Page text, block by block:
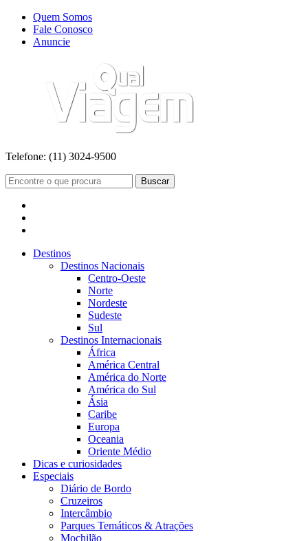
Quem Somos
Fale Conosco
Anuncie
Telefone: (11) 3024-9500
Buscar
Destinos
Destinos Nacionais
Centro-Oeste
Norte
Nordeste
Sudeste
Sul
Destinos Internacionais
África
América Central
América do Norte
América do Sul
Ásia
Caribe
Europa
Oceania
Oriente Médio
Dicas e curiosidades
Especiais
Diário de Bordo
Cruzeiros
Intercâmbio
Parques Temáticos & Atrações
Mochilão